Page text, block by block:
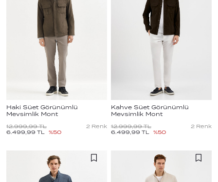
Haki Süet Görünümlü
Mevsimlik Mont
12.999,99 TL
6.499,99 TL %50
2 Renk
Kahve Süet Görünümlü
Mevsimlik Mont
12.999,99 TL
6.499,99 TL %50
2 Renk